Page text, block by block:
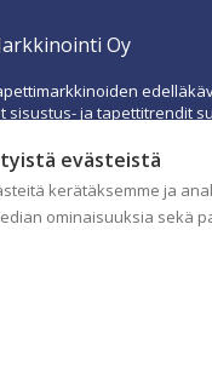
evästeistä
kerätäksemme ja
ominaisuuksia sekä
Oy
sisustus- ja tapettitrendit
markkinoilta.
Brandtool